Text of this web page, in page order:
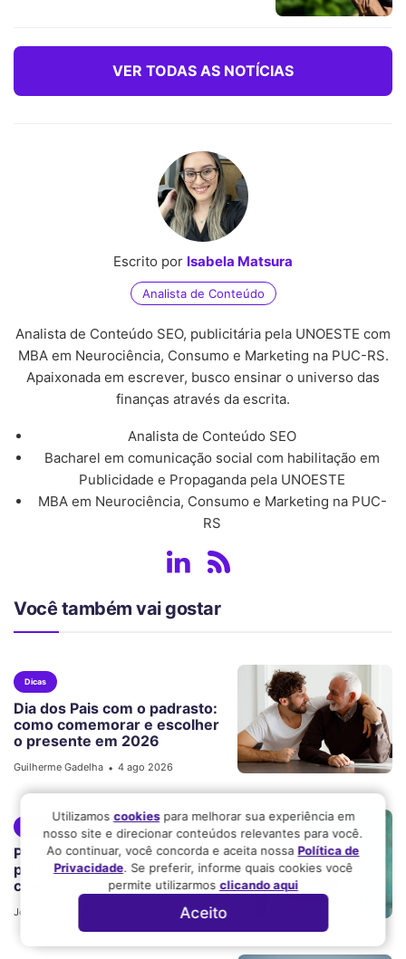
VER TODAS AS NOTÍCIAS
Escrito por Isabela Matsura
Analista de Conteúdo
Analista de Conteúdo SEO, publicitária pela UNOESTE com
MBA em Neurociência, Consumo e Marketing na PUC-RS.
Apaixonada em escrever, busco ensinar o universo das
finanças através da escrita.
Analista de Conteúdo SEO
Bacharel em comunicação social com habilitação em
Publicidade e Propaganda pela UNOESTE
MBA em Neurociência, Consumo e Marketing na PUC-
RS
Você também vai gostar
Dicas
Dia dos Pais com o padrasto:
como comemorar e escolher
o presente em 2026
Guilherme Gadelha • 4 ago 2026
Presente de Dia dos Pais
para o marido: 8 ideias
criativas em 2026
Jennifer Figueiredo
Utilizamos cookiespara melhorar sua experiência em
nosso site e direcionar conteúdos relevantes para você.
Ao continuar, você concorda e aceita nossaPolítica de
Privacidade. Se preferir, informe quais cookies você
permite utilizarmos clicando aqui
Aceito